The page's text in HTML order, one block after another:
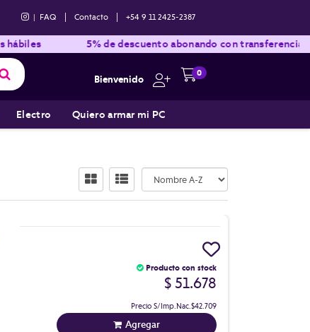
| FAQ | Contacto | +54 9 11 2425-2387
Bienvenido
0
Electro Quiero armar mi PC
5% de descuento abonando con transferencia bancaria
Producto con stock
$ 51.678
Precio S/Imp.Nac.$42.709
Agregar